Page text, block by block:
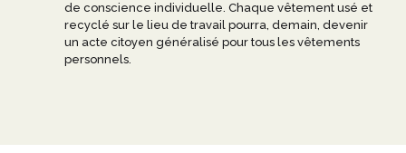
de conscience individuelle. Chaque vêtement usé et
recyclé sur le lieu de travail pourra, demain, devenir
un acte citoyen généralisé pour tous les vêtements
personnels.